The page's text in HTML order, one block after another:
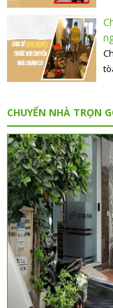
CHUYỂN NHÀ TRỌN